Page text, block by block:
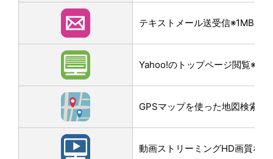
テキストメール送受信※1MB画
Yahoo!のトップページ閲覧
GPSマップを使った地図検索な
動画ストリーミングHD画質なら